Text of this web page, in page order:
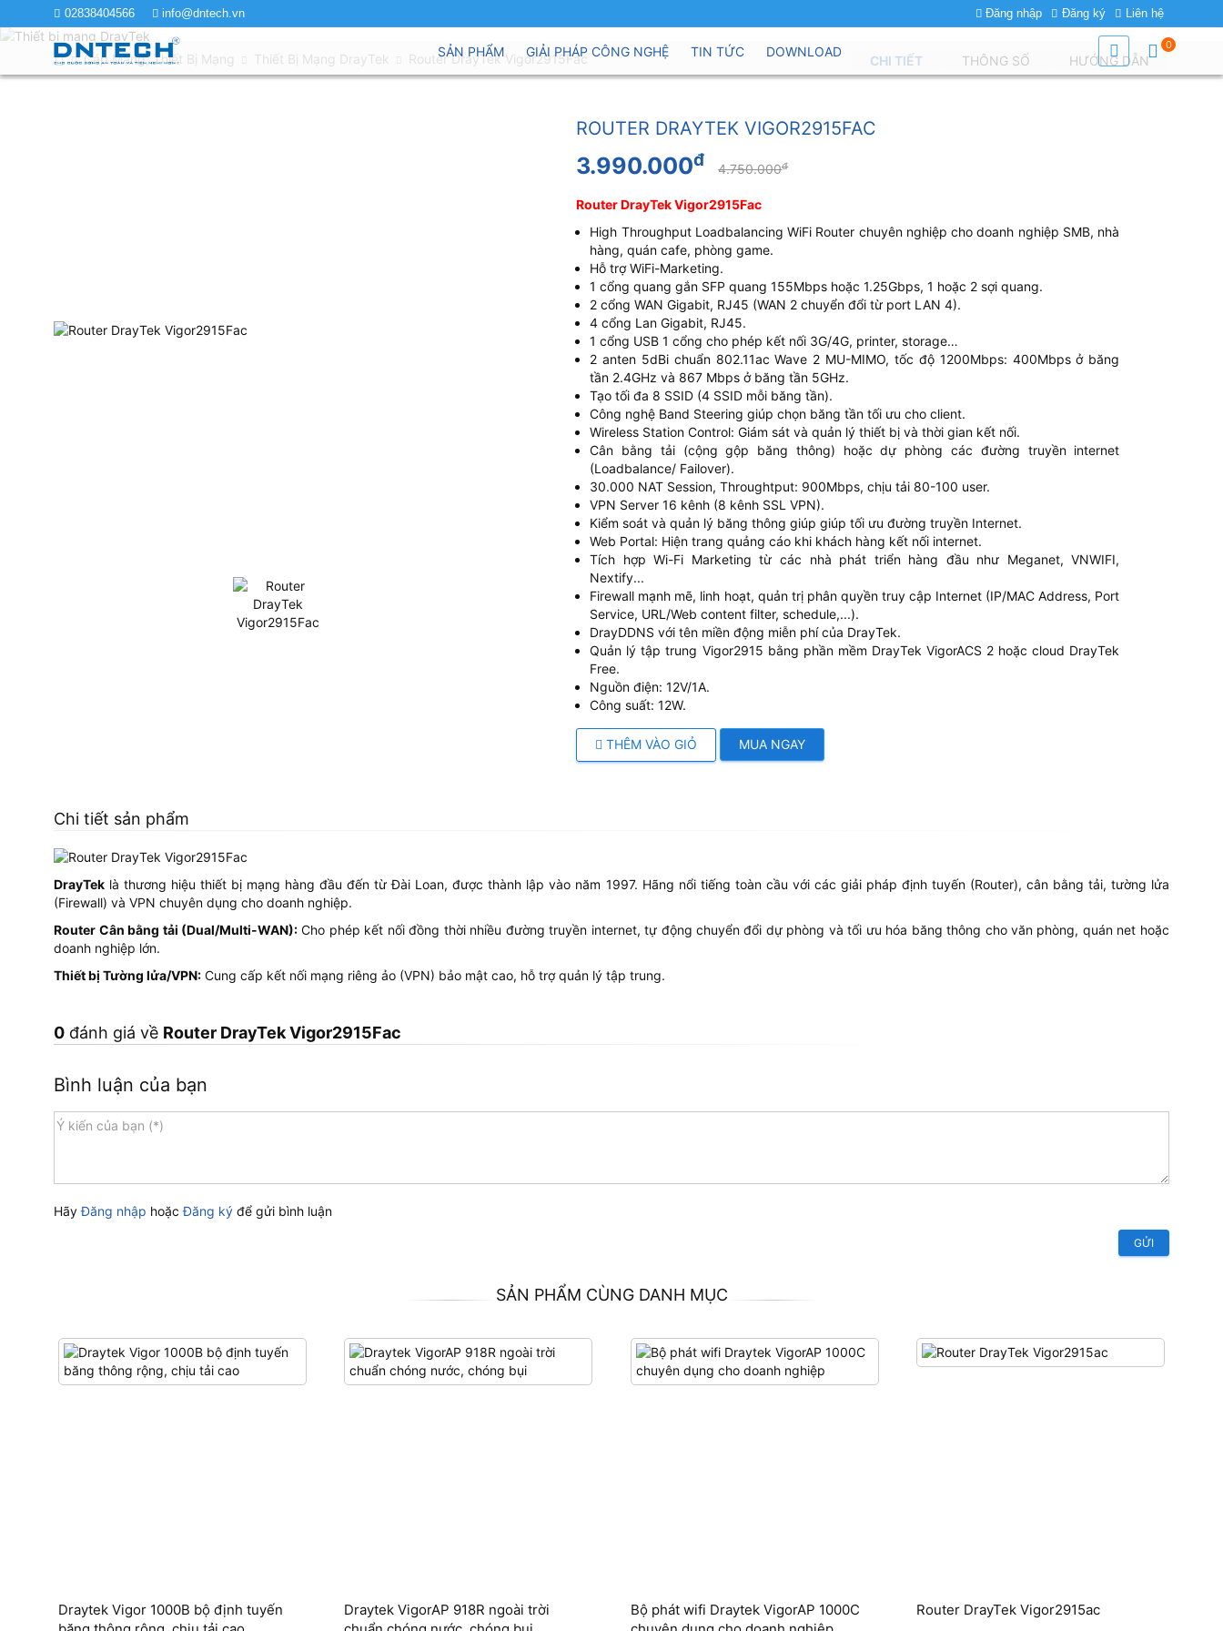
02838404566 info@dntech.vn Đăng nhập Đăng ký Liên hệ
SẢN PHẨM GIẢI PHÁP CÔNG NGHỆ TIN TỨC DOWNLOAD 0
Cáp Mạng, Thiết Bị Mạng Thiết Bị Mạng DrayTek Router DrayTek Vigor2915Fac CHI TIẾT THÔNG SỐ HƯỚNG DẪN
ROUTER DRAYTEK VIGOR2915FAC
3.990.000đ 4.750.000đ
Router DrayTek Vigor2915Fac
High Throughput Loadbalancing WiFi Router chuyên nghiệp cho doanh nghiệp SMB, nhà
hàng, quán cafe, phòng game.
Hỗ trợ WiFi-Marketing.
1 cổng quang gắn SFP quang 155Mbps hoặc 1.25Gbps, 1 hoặc 2 sợi quang.
2 cổng WAN Gigabit, RJ45 (WAN 2 chuyển đổi từ port LAN 4).
4 cổng Lan Gigabit, RJ45.
1 cổng USB 1 cổng cho phép kết nối 3G/4G, printer, storage…
2 anten 5dBi chuẩn 802.11ac Wave 2 MU-MIMO, tốc độ 1200Mbps: 400Mbps ở băng
tần 2.4GHz và 867 Mbps ở băng tần 5GHz.
Tạo tối đa 8 SSID (4 SSID mỗi băng tần).
Công nghệ Band Steering giúp chọn băng tần tối ưu cho client.
Wireless Station Control: Giám sát và quản lý thiết bị và thời gian kết nối.
Cân bằng tải (cộng gộp băng thông) hoặc dự phòng các đường truyền internet
(Loadbalance/ Failover).
30.000 NAT Session, Throughtput: 900Mbps, chịu tải 80-100 user.
VPN Server 16 kênh (8 kênh SSL VPN).
Kiểm soát và quản lý băng thông giúp giúp tối ưu đường truyền Internet.
Web Portal: Hiện trang quảng cáo khi khách hàng kết nối internet.
Tích hợp Wi-Fi Marketing từ các nhà phát triển hàng đầu như Meganet, VNWIFI,
Nextify...
Firewall mạnh mẽ, linh hoạt, quản trị phân quyền truy cập Internet (IP/MAC Address, Port
Service, URL/Web content filter, schedule,...).
DrayDDNS với tên miền động miễn phí của DrayTek.
Quản lý tập trung Vigor2915 bằng phần mềm DrayTek VigorACS 2 hoặc cloud DrayTek
Free.
Nguồn điện: 12V/1A.
Công suất: 12W.
THÊM VÀO GIỎ MUA NGAY
Chi tiết sản phẩm
DrayTek là thương hiệu thiết bị mạng hàng đầu đến từ Đài Loan, được thành lập vào năm 1997. Hãng nổi tiếng toàn cầu với các giải pháp định tuyến (Router), cân bằng tải, tường lửa
(Firewall) và VPN chuyên dụng cho doanh nghiệp.
Router Cân bằng tải (Dual/Multi-WAN): Cho phép kết nối đồng thời nhiều đường truyền internet, tự động chuyển đổi dự phòng và tối ưu hóa băng thông cho văn phòng, quán net hoặc
doanh nghiệp lớn.
Thiết bị Tường lửa/VPN: Cung cấp kết nối mạng riêng ảo (VPN) bảo mật cao, hỗ trợ quản lý tập trung.
0đánh giá về Router DrayTek Vigor2915Fac
Bình luận của bạn
HãyĐăng nhập hoặcĐăng ký để gửi bình luận
GỬI
SẢN PHẨM CÙNG DANH MỤC
Draytek Vigor 1000B bộ định tuyến
Draytek VigorAP 918R ngoài trời
Bộ phát wifi Draytek VigorAP 1000C
Router DrayTek Vigor2915ac